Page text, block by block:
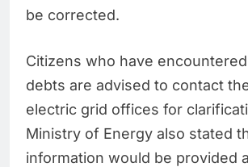
be corrected.
Citizens who have
debts are advised to contact
electric grid offices for
Ministry of Energy also stated
information would be provided